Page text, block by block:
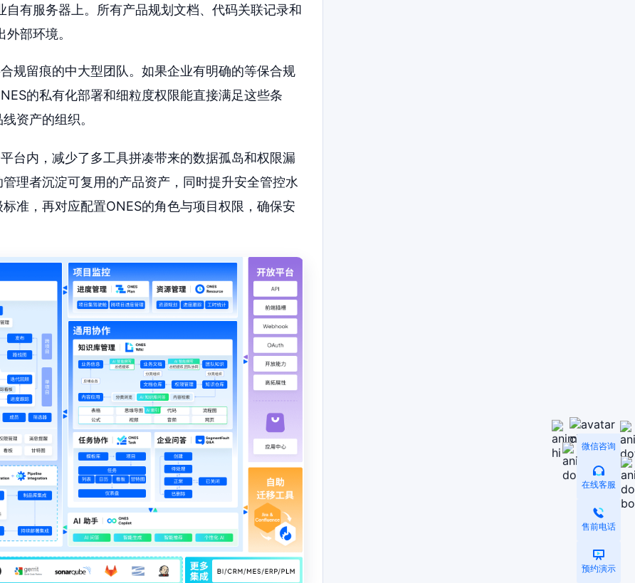
有服务器上。所有产品规划文档、代码关联记录和
部环境。
规留痕的中大型团队。如果企业有明确的等保合规
的私有化部署和细粒度权限能直接满足这些条
资产的组织。
台内，减少了多工具拼凑带来的数据孤岛和权限漏
理者沉淀可复用的产品资产，同时提升安全管控水
准，再对应配置ONES的角色与项目权限，确保安
微信咨询
在线客服
售前电话
预约演示